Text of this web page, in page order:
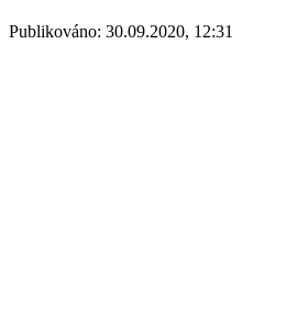
Publikováno: 30.09.2020, 12:31